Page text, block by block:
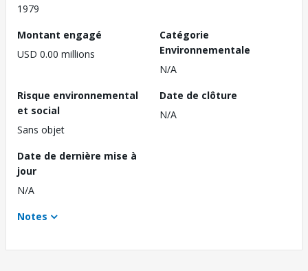
1979
Montant engagé
USD 0.00 millions
Catégorie
Environnementale
N/A
Risque environnemental
et social
Sans objet
Date de clôture
N/A
Date de dernière mise à
jour
N/A
Notes